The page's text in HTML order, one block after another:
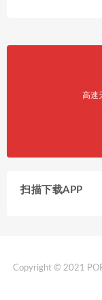
高速
扫描下载APP
Copyright © 2021